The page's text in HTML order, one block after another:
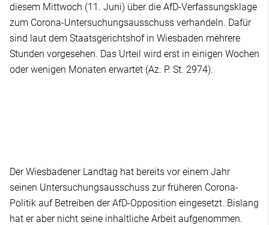
diesem Mittwoch (11. Juni) über die AfD-Verfassungsklage
zum Corona-Untersuchungsausschuss verhandeln. Dafür
sind laut dem Staatsgerichtshof in Wiesbaden mehrere
Stunden vorgesehen. Das Urteil wird erst in einigen Wochen
oder wenigen Monaten erwartet (Az. P. St. 2974).
Der Wiesbadener Landtag hat bereits vor einem Jahr
seinen Untersuchungsausschuss zur früheren Corona-
Politik auf Betreiben der AfD-Opposition eingesetzt. Bislang
hat er aber nicht seine inhaltliche Arbeit aufgenommen.